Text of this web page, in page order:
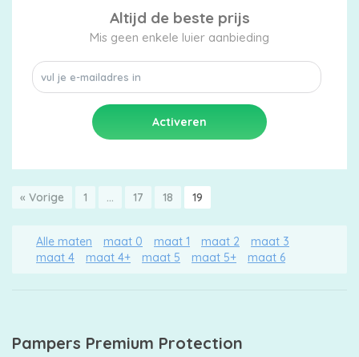
Luierbroekjes
Billendoekjes
Series
Altijd de beste prijs
Mis geen enkele luier aanbieding
« Vorige 1 … 17 18 19
Alle maten maat 0 maat 1 maat 2
maat 3
maat 4
maat 4+ maat 5 maat 5+ maat 6
Pampers Premium Protection